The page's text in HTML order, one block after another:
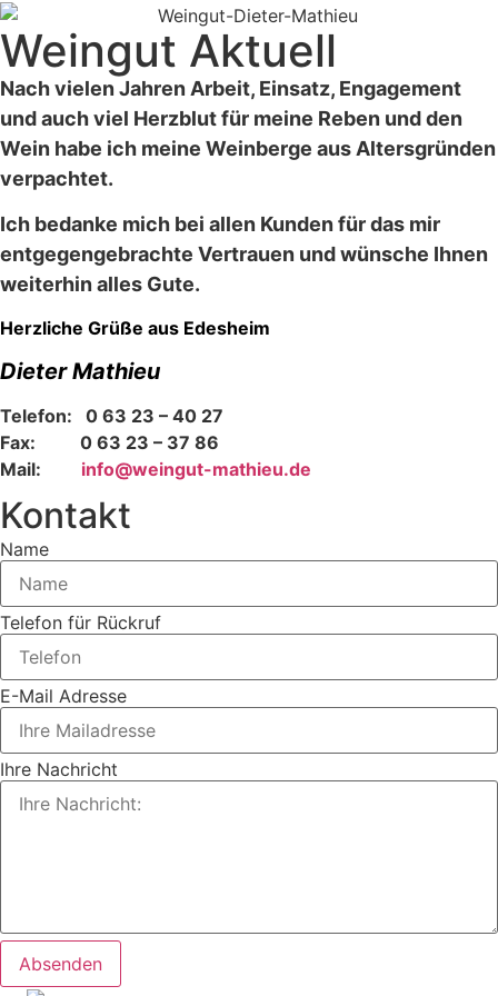
Weingut Aktuell
Nach vielen Jahren Arbeit, Einsatz, Engagement
und auch viel Herzblut für meine Reben und den
Wein habe ich meine Weinberge aus Altersgründen
verpachtet.
Ich bedanke mich bei allen Kunden für das mir
entgegengebrachte Vertrauen und wünsche Ihnen
weiterhin alles Gute.
Herzliche Grüße aus Edesheim
Dieter Mathieu
Telefon: 0 63 23 – 40 27
Fax: 0 63 23 – 37 86
Mail: info@weingut-mathieu.de
Kontakt
Lass
dieses
Feld
leer
Name
Telefon für Rückruf
E-Mail Adresse
Ihre Nachricht
Absenden